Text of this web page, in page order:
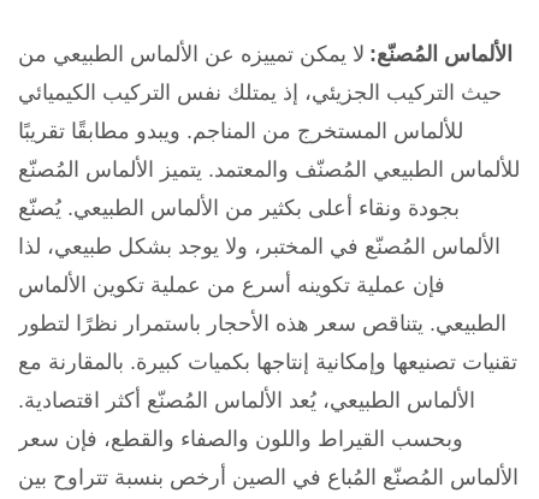
الألماس المُصنّع: لا يمكن تمييزه عن الألماس الطبيعي من
حيث التركيب الجزيئي، إذ يمتلك نفس التركيب الكيميائي
للألماس المستخرج من المناجم. ويبدو مطابقًا تقريبًا
للألماس الطبيعي المُصنّف والمعتمد. يتميز الألماس المُصنّع
بجودة ونقاء أعلى بكثير من الألماس الطبيعي. يُصنّع
الألماس المُصنّع في المختبر، ولا يوجد بشكل طبيعي، لذا
فإن عملية تكوينه أسرع من عملية تكوين الألماس
الطبيعي. يتناقص سعر هذه الأحجار باستمرار نظرًا لتطور
تقنيات تصنيعها وإمكانية إنتاجها بكميات كبيرة. بالمقارنة مع
الألماس الطبيعي، يُعد الألماس المُصنّع أكثر اقتصادية.
وبحسب القيراط واللون والصفاء والقطع، فإن سعر
الألماس المُصنّع المُباع في الصين أرخص بنسبة تتراوح بين